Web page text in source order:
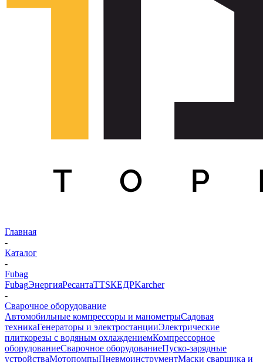
Главная
-
Каталог
-
Fubag
FubagЭнергияРесантаTTSКЕДРKarcher
-
Сварочное оборудование
Автомобильные компрессоры и манометрыСадовая
техникаГенераторы и электростанцииЭлектрические
плиткорезы с водяным охлаждениемКомпрессорное
оборудованиеСварочное оборудованиеПуско-зарядные
устройстваМотопомпыПневмоинструментМаски сварщика и